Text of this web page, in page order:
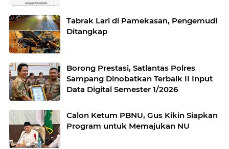
Tabrak Lari di Pamekasan, Pengemudi
Ditangkap
Borong Prestasi, Satlantas Polres
Sampang Dinobatkan Terbaik II Input
Data Digital Semester 1/2026
Calon Ketum PBNU, Gus Kikin Siapkan
Program untuk Memajukan NU